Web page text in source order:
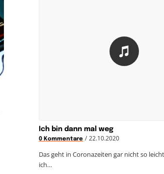
Ich bin dann mal weg
0 Kommentare / 22.10.2020
Das geht in Coronazeiten gar nicht so
ich…